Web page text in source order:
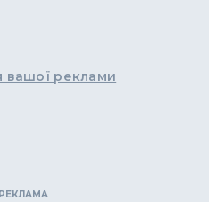
вашої реклами